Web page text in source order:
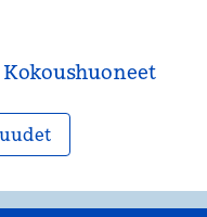
Kokous­huoneet